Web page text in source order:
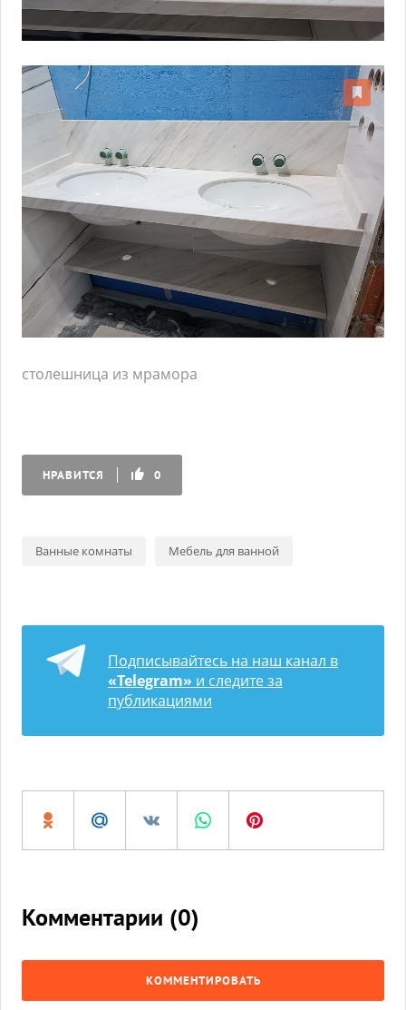
столешница из мрамора
НРАВИТСЯ 0
Ванные комнаты Мебель для ванной
Подписывайтесь на наш канал в
«Telegram» и следите за
публикациями
Комментарии (0)
КОММЕНТИРОВАТЬ